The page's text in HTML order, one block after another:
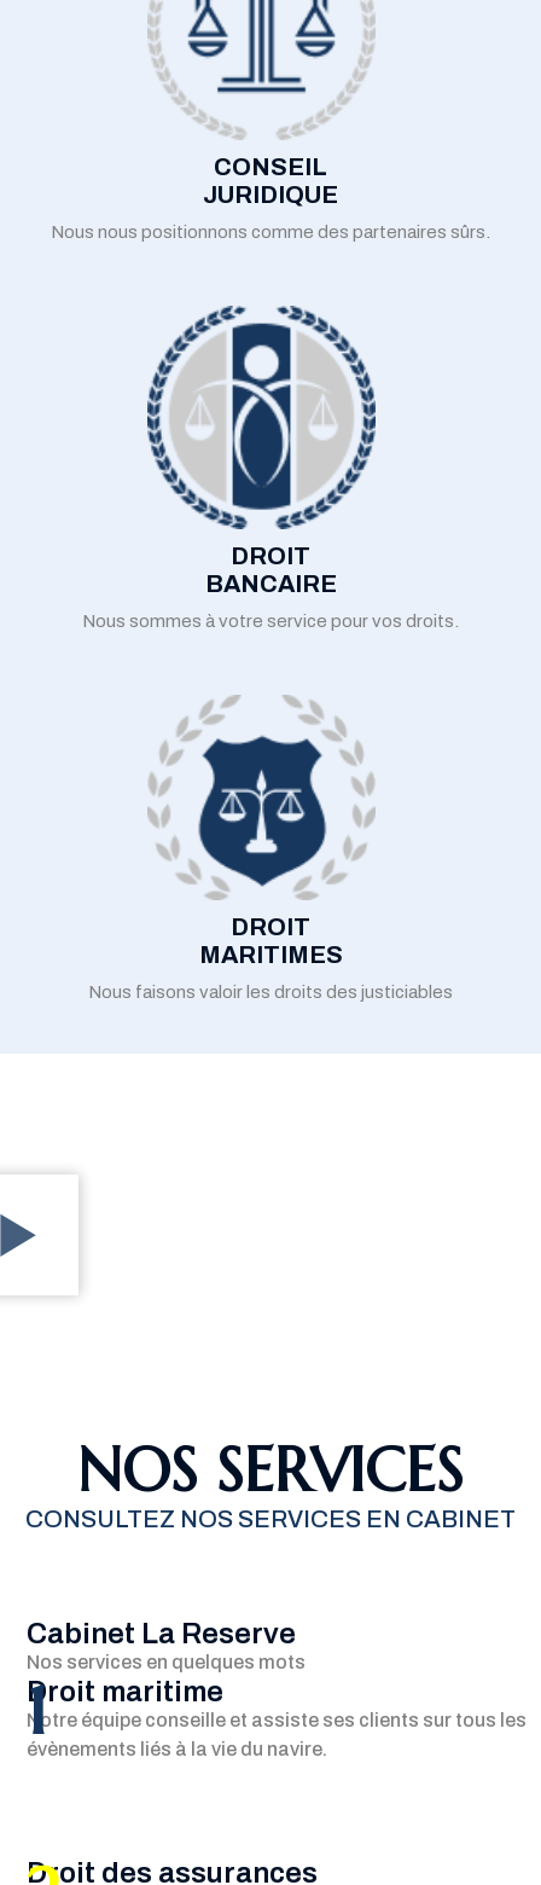
CONSEIL
JURIDIQUE
Nous nous positionnons comme des partenaires sûrs.
DROIT
BANCAIRE
Nous sommes à votre service pour vos droits.
DROIT
MARITIMES
Nous faisons valoir les droits des justiciables
NOS SERVICES
CONSULTEZ NOS SERVICES EN CABINET
Cabinet La Reserve
Nos services en quelques mots
Droit maritime
Notre équipe conseille et assiste ses clients sur tous les
évènements liés à la vie du navire.
1
Droit des assurances